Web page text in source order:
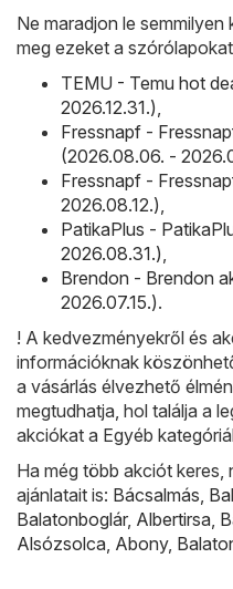
Ne maradjon le
meg ezeket a
TEMU - Temu hot
2026.12.31.)
Fressnapf -
(2026.08.06. -
Fressnapf -
2026.08.12.)
PatikaPlus -
2026.08.31.)
Brendon - Brendon
2026.07.15.).
! A kedvezményekről és
információknak
a vásárlás élvezhető
megtudhatja, hol találja a
akciókat a Egyéb
Ha még több akciót
ajánlatait is: Bácsalmás
Balatonboglár, Albertirsa
Alsózsolca Abony,